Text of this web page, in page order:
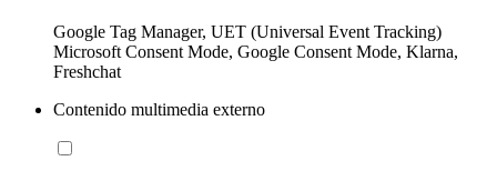
Google Tag Manager, UET (Universal Event Tracking)
Microsoft Consent Mode, Google Consent Mode, Klarna,
Freshchat
Contenido multimedia externo